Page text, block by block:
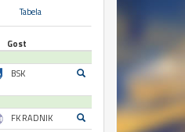
Tabela
Gost
BSK
FK RADNIK